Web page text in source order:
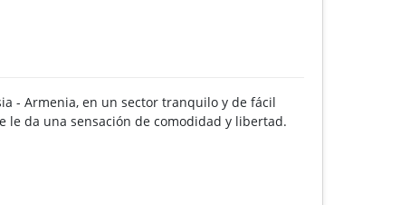
- Armenia, en un sector tranquilo y de fácil
le da una sensación de comodidad y libertad.